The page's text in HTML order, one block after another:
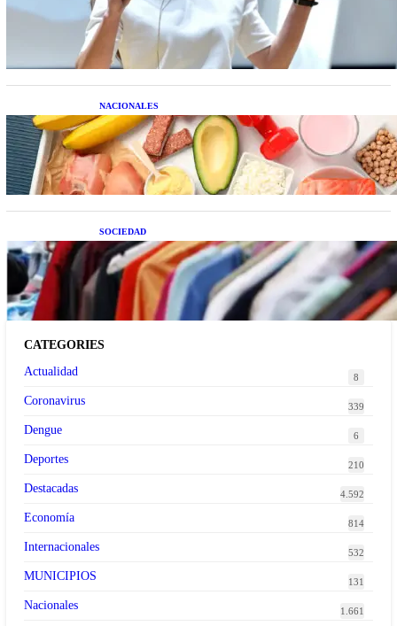
resolver el estrés financiero en Latinoamérica
NACIONALES
Nutrición inteligente: Cinco superalimentos de
temporada que deberías sumar a tu dieta este mes
SOCIEDAD
Las grandes marcas globales se suman a la
tendencia de la ropa de segunda mano premium
CATEGORIES
Actualidad
8
Coronavirus 339
Dengue 6
Deportes 210
Destacadas 4.592
Economía 814
Internacionales 532
MUNICIPIOS 131
Nacionales 1.661